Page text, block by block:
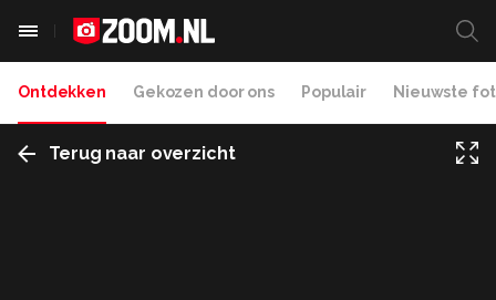
Ontdekken Gekozen door ons Populair Nieuwste
Terug naar overzicht